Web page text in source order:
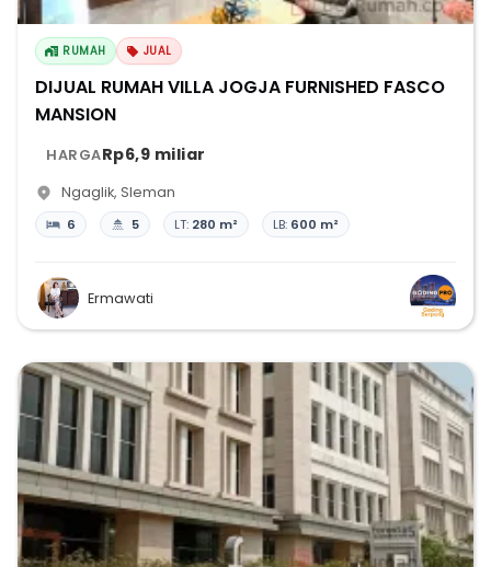
RUMAH JUAL
DIJUAL RUMAH VILLA JOGJA FURNISHED FASCO
MANSION
HARGARp6,9 miliar
Ngaglik, Sleman
6 5 LT: 280 m² LB: 600 m²
Ermawati